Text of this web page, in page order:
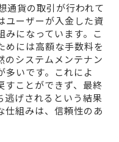
貨の取引が行われて
ユーザーが入金した資
になっています。こ
めには高額な手数料を
のシステムメンテナン
多いです。これによ
すことができず、最終
逃げされるという結果
仕組みは、信頼性のあ